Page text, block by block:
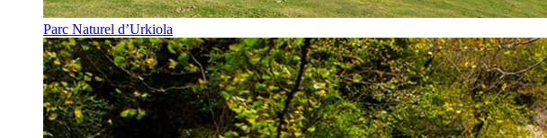
Parc Naturel d’Urkiola